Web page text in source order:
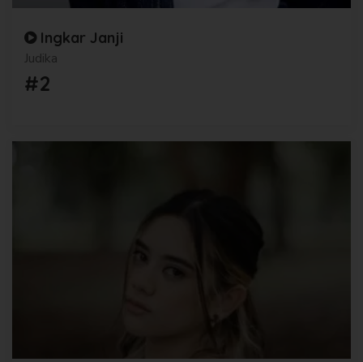
Ingkar Janji
Judika
#2